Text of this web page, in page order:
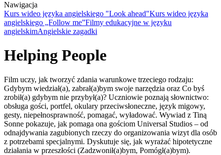
Nawigacja
Kurs wideo języka angielskiego "Look ahead"Kurs wideo języka
angielskiego „Follow me”Filmy edukacyjne w języku
angielskimAngielskie zagadki
Helping People
Film uczy, jak tworzyć zdania warunkowe trzeciego rodzaju:
Gdybym wiedział(a), zabrał(a)bym swoje narzędzia oraz Co byś
zrobił(a) gdybym nie przybył(a)? Uczniowie poznają słownictwo:
obsługa gości, portfel, okulary przeciwsłoneczne, język migowy,
gesty, niepełnosprawność, pomagać, wyładować. Wywiad z Tiną
Sonne pokazuje, jak pomaga ona gościom Universal Studios – od
odnajdywania zagubionych rzeczy do organizowania wizyt dla osób
z potrzebami specjalnymi. Dyskutuje się, jak wyrażać hipotetyczne
działania w przeszłości (Zadzwonił(a)bym, Pomógł(a)bym).